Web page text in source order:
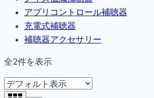
アプリコントロール補聴器
充電式補聴器
補聴器アクセサリー
全2件を表示